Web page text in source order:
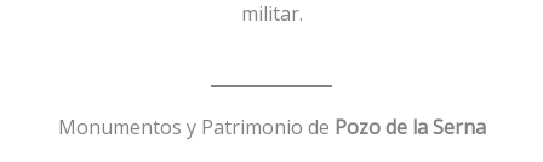
militar.
Monumentos y Patrimonio de Pozo de la Serna